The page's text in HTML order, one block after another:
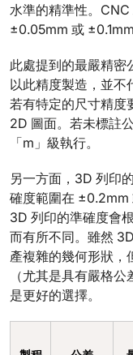
水準的精準性。
±0.05mm 或 ±0.1mm
此處提到的最嚴精密
以此精度製造，並不
若有特定的尺寸精度
2D 圖面。若未標註
「m」級執行。
另一方面，3D 列印
確度範圍在 ±0.2mm
3D 列印的準確度會
而有所不同。雖然
產複雜的幾何形狀，
（尤其是具有嚴格
是更好的選擇。